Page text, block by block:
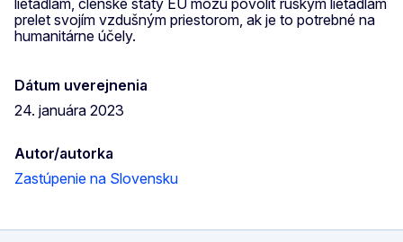
prelet svojím vzdušným priestorom, ak je to potrebné na
humanitárne účely.
Dátum uverejnenia
24. januára 2023
Autor/autorka
Zastúpenie na Slovensku